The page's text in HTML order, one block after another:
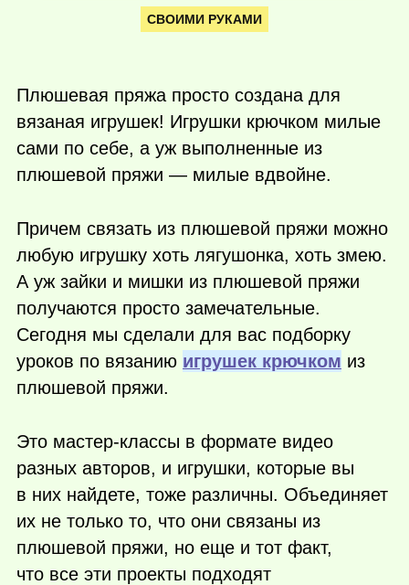
СВОИМИ РУКАМИ
Плюшевая пряжа просто создана для
вязаная игрушек! Игрушки крючком милые
сами по себе, а уж выполненные из
плюшевой пряжи — милые вдвойне.
Причем связать из плюшевой пряжи можно
любую игрушку хоть лягушонка, хоть змею.
А уж зайки и мишки из плюшевой пряжи
получаются просто замечательные.
Сегодня мы сделали для вас подборку
уроков по вязанию игрушек крючком из
плюшевой пряжи.
Это мастер-классы в формате видео
разных авторов, и игрушки, которые вы
в них найдете, тоже различны. Объединяет
их не только то, что они связаны из
плюшевой пряжи, но еще и тот факт,
что все эти проекты подходят